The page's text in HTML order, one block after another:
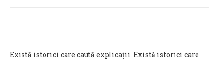
Există istorici care caută explicații. Există istorici care